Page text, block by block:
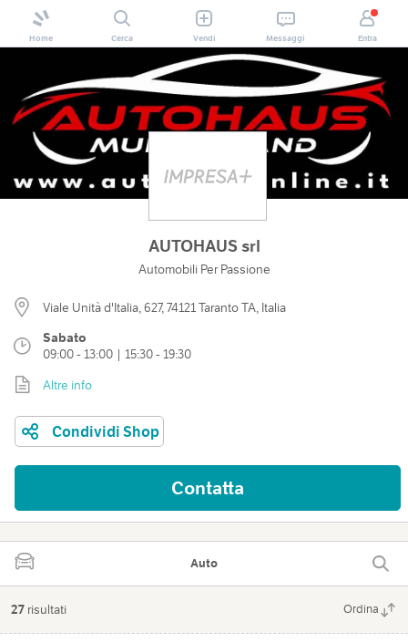
Home Cerca Vendi Messaggi Entra
AUTOHAUS srl
Automobili Per Passione
Viale Unità d'Italia, 627, 74121 Taranto TA, Italia
Sabato
09:00 - 13:00 | 15:30 - 19:30
Altre info
Condividi Shop
Contatta
Auto
27 risultati Ordina